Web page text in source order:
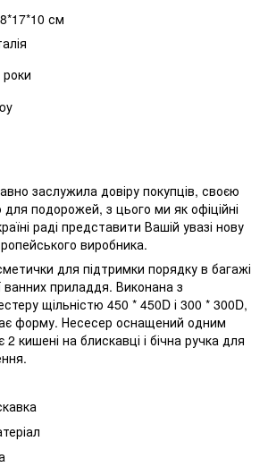
см
роки
заслужила довіру покупців, своєю
для подорожей, з цього ми як офіційні
раді представити Вашій увазі нову
виробника.
для підтримки порядку в багажі
ванних приладдя. Виконана з
щільністю 450 * 450D і 300 * 300D,
форму. Несесер оснащений одним
2 кишені на блискавці і бічна ручка для